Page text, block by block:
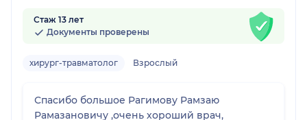
Стаж 13 лет
Документы проверены
хирург-травматолог Взрослый
Спасибо большое Рагимову Рамзаю
Рамазановичу ,очень хороший врач,